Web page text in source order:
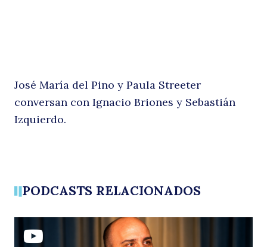
José María del Pino y Paula Streeter
conversan con Ignacio Briones y Sebastián
Izquierdo.
PODCASTS RELACIONADOS